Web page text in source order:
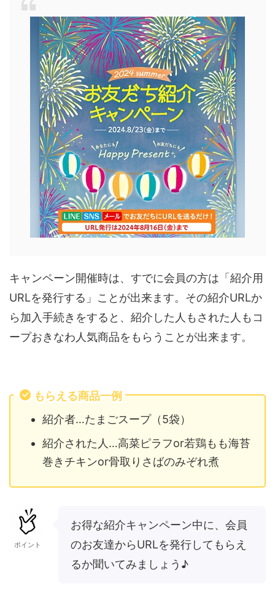
キャンペーン開催時は、すでに会員の方は「紹介用
URLを発行する」ことが出来ます。その紹介URLか
ら加入手続きをすると、紹介した人もされた人もコ
ープおきなわ人気商品をもらうことが出来ます。
もらえる商品一例
紹介者…たまごスープ（5袋）
紹介された人…高菜ピラフor若鶏もも海苔
巻きチキンor骨取りさばのみぞれ煮
ポイント
お得な紹介キャンペーン中に、会員
のお友達からURLを発行してもらえ
るか聞いてみましょう♪